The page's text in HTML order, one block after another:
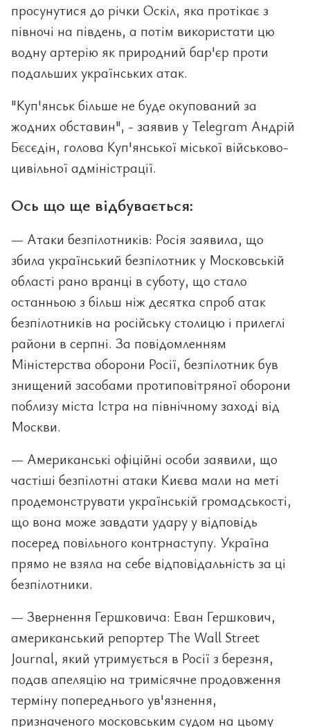
просунутися до річки Оскіл, яка протікає з
півночі на південь, а потім використати цю
водну артерію як природний бар'єр проти
подальших українських атак.
"Куп'янськ більше не буде окупований за
жодних обставин", - заявив у Telegram Андрій
Бєсєдін, голова Куп'янської міської військово-
цивільної адміністрації.
Ось що ще відбувається:
— Атаки безпілотників: Росія заявила, що
збила український безпілотник у Московській
області рано вранці в суботу, що стало
останньою з більш ніж десятка спроб атак
безпілотників на російську столицю і прилеглі
райони в серпні. За повідомленням
Міністерства оборони Росії, безпілотник був
знищений засобами протиповітряної оборони
поблизу міста Істра на північному заході від
Москви.
— Американські офіційні особи заявили, що
частіші безпілотні атаки Києва мали на меті
продемонструвати українській громадськості,
що вона може завдати удару у відповідь
посеред повільного контрнаступу. Україна
прямо не взяла на себе відповідальність за ці
безпілотники.
— Звернення Гершковича: Еван Гершкович,
американський репортер The Wall Street
Journal, який утримується в Росії з березня,
подав апеляцію на тримісячне продовження
терміну попереднього ув'язнення,
призначеного московським судом на цьому